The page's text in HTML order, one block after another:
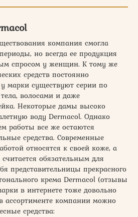
компания смогла
но всегда ее продукция
спросом у женщин. К тому же
средств постоянно
у марки существуют серии по
волосами и даже
Некоторые дамы высоко
воду Dermacol. Однако
работы все же остаются
средства. Современные
относятся к своей коже, а
обязательным для
представительницы прекрасного
крема Dermacol (отзывы
в интернете тоже довольно
ассортименте компании можно
средства: